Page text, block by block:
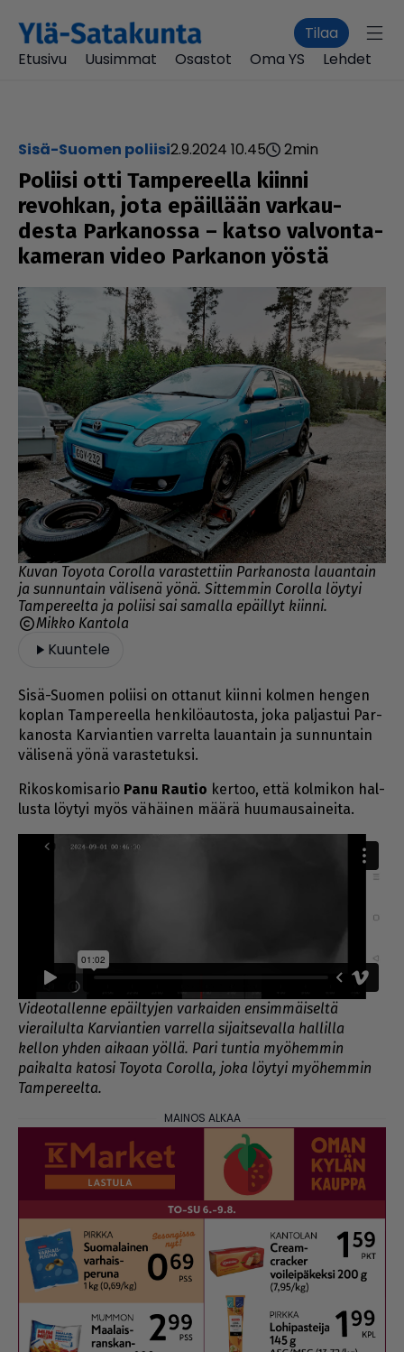
Tilaa
Etusivu
Uusimmat Osastot Oma YS Lehdet
Sisä-Suomen poliisi2.9.2024 10.45 2min
Poliisi otti Tam­pe­reella kiinni
revohkan, jota epäillään var­kau­
desta Par­ka­nossa – katso val­von­ta­
ka­me­ran video Parkanon yöstä
Kuvan Toyota Corolla varastettiin Parkanosta lauantain
ja sunnuntain välisenä yönä. Sittemmin Corolla löytyi
Tampereelta ja poliisi sai samalla epäillyt kiinni.
Mikko Kantola
Kuuntele
Sisä-Suo­men po­lii­si on ot­ta­nut kiin­ni kol­men hen­gen
kop­lan Tam­pe­reel­la hen­ki­lö­au­tos­ta, joka pal­jas­tui Par­
ka­nos­ta Kar­vi­an­tien var­rel­ta lau­an­tain ja sun­nun­tain
vä­li­se­nä yö­nä va­ras­te­tuk­si.
Ri­kos­ko­mi­sa­rio Panu Rau­tio ker­too, et­tä kol­mi­kon hal­
lus­ta löy­tyi myös vä­häi­nen mää­rä huu­mau­sai­nei­ta.
Videotallenne epäiltyjen varkaiden ensimmäiseltä
vierailulta Karviantien varrella sijaitsevalla hallilla
kellon yhden aikaan yöllä. Pari tuntia myöhemmin
paikalta katosi Toyota Corolla, joka löytyi myöhemmin
Tampereelta.